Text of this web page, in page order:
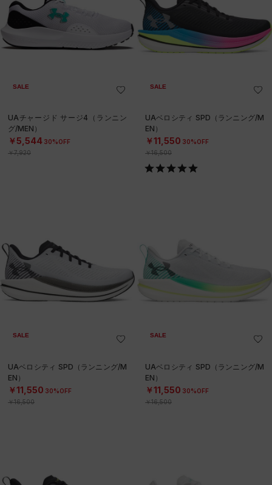
SALE
UAチャージド サージ4（ランニン
グ/MEN）
￥5,544 30%OFF
￥7,920
SALE
UAベロシティ SPD（ランニング/M
EN）
￥11,550 30%OFF
￥16,500
SALE
UAベロシティ SPD（ランニング/M
EN）
￥11,550 30%OFF
￥16,500
SALE
UAベロシティ SPD（ランニング/M
EN）
￥11,550 30%OFF
￥16,500